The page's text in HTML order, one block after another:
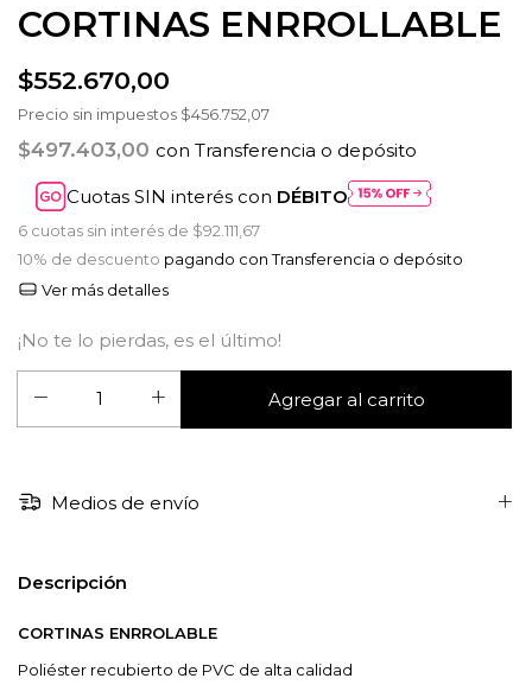
CORTINAS ENRROLLABLE
$552.670,00
Precio sin impuestos $456.752,07
$497.403,00 con Transferencia o depósito
Cuotas SIN interés con DÉBITO
6 cuotas sin interés de $92.111,67
10% de descuento pagando con Transferencia o depósito
Ver más detalles
¡No te lo pierdas, es el último!
Medios de envío
Descripción
CORTINAS ENRROLABLE
Poliéster recubierto de PVC de alta calidad